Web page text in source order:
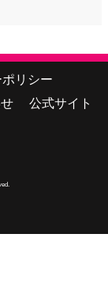
リシー
公式サイト